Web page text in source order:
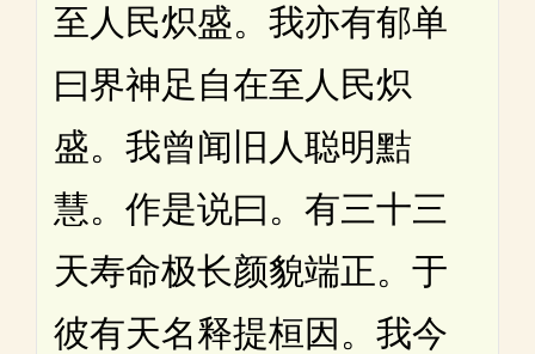
至人民炽盛。我亦有郁单
曰界神足自在至人民炽
盛。我曾闻旧人聪明黠
慧。作是说曰。有三十三
天寿命极长颜貌端正。于
彼有天名释提桓因。我今